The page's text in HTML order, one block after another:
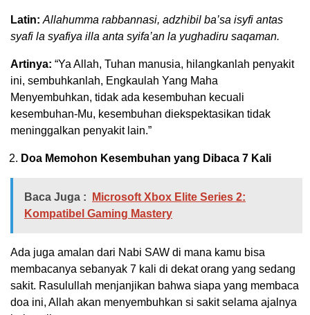
Latin: Allahumma rabbannasi, adzhibil ba’sa isyfi antas
syafi la syafiya illa anta syifa’an la yughadiru saqaman.
Artinya: “Ya Allah, Tuhan manusia, hilangkanlah penyakit
ini, sembuhkanlah, Engkaulah Yang Maha
Menyembuhkan, tidak ada kesembuhan kecuali
kesembuhan-Mu, kesembuhan diekspektasikan tidak
meninggalkan penyakit lain.”
Doa Memohon Kesembuhan yang Dibaca 7 Kali
Baca Juga :
Microsoft Xbox Elite Series 2:
Kompatibel Gaming Mastery
Ada juga amalan dari Nabi SAW di mana kamu bisa
membacanya sebanyak 7 kali di dekat orang yang sedang
sakit. Rasulullah menjanjikan bahwa siapa yang membaca
doa ini, Allah akan menyembuhkan si sakit selama ajalnya